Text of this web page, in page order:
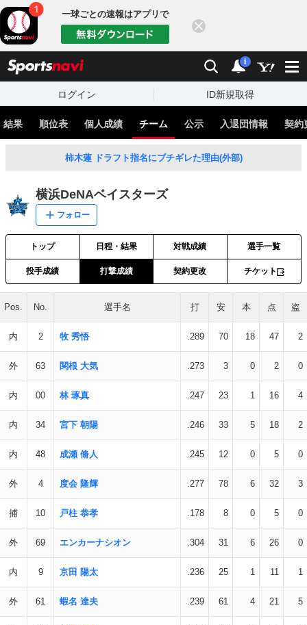
一球ごとの速報はアプリで
検索 通知
i
ログイン ID新規取得
結果 順位表 個人成績 チーム 公示 入退団情報 契約
柿木蓮 ドラフト指名にブチギレた理由(外部)
横浜DeNAベイスターズ
フォロー
トップ 日程・結果 対戦成績 選手一覧
投手成績 打撃成績 契約更改 チケット
Pos. No. 選手名 打 安 本 点 盗
内 2 牧 秀悟 .289 70 18 47 2
外 63 関根 大気 .273 3 0 2 0
内 00 林 琢真 .247 23 1 16 4
内 34 宮下 朝陽 .246 33 5 18 2
内 48 成瀬 脩人 .245 12 0 5 0
外 4 度会 隆輝 .277 78 6 32 3
捕 10 戸柱 恭孝 .178 8 0 5 0
外 69 エンカーナシオン .304 31 6 26 0
内 9 京田 陽太 .236 25 1 11 1
外 61 蝦名 達夫 .239 61 4 21 5